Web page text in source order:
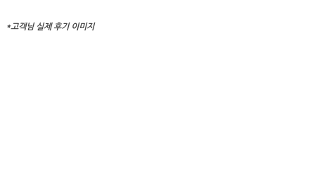
*고객님 실제 후기 이미지